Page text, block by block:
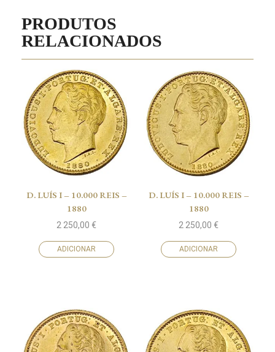
PRODUTOS
RELACIONADOS
D. LUÍS I – 10.000 REIS –
1880
2 250,00 €
ADICIONAR
D. LUÍS I – 10.000 REIS –
1880
2 250,00 €
ADICIONAR